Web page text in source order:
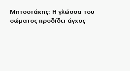
Μητσοτάκης: Η γλώσσα του
σώματος προδίδει άγχος